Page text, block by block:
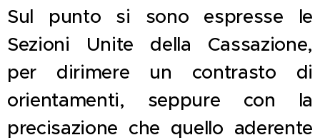
Sul punto si sono espresse le
Sezioni Unite della Cassazione,
per dirimere un contrasto di
orientamenti, seppure con la
precisazione che quello aderente